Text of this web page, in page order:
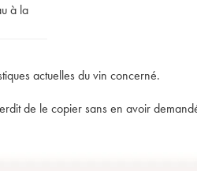
à la
actuelles du vin concerné.
de le copier sans en avoir